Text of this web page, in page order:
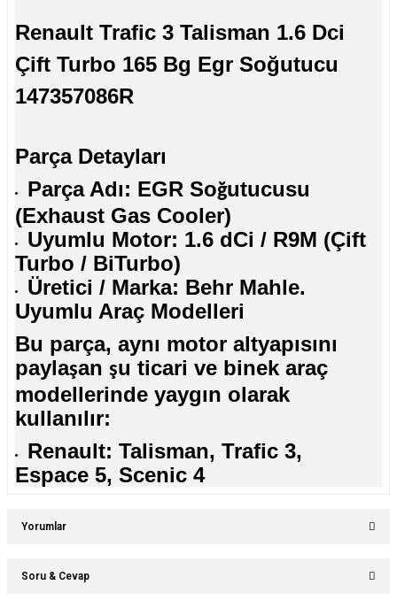
Renault Trafic 3 Talisman 1.6 Dci
Çift Turbo 165 Bg Egr Soğutucu
147357086R
Parça Detayları
Parça Adı: EGR Soğutucusu
(Exhaust Gas Cooler)
Uyumlu Motor: 1.6 dCi / R9M (Çift
Turbo / BiTurbo)
Üretici / Marka: Behr Mahle.
Uyumlu Araç Modelleri
Bu parça, aynı motor altyapısını
paylaşan şu ticari ve binek araç
modellerinde yaygın olarak
kullanılır:
Renault: Talisman, Trafic 3,
Espace 5, Scenic 4
Yorumlar
Soru & Cevap